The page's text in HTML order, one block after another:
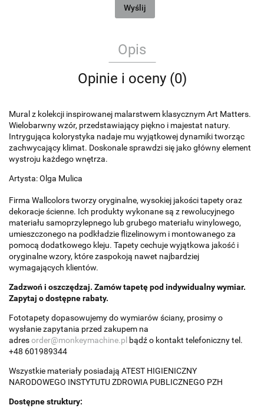
Wyślij
Opis
Opinie i oceny (0)
Mural z kolekcji inspirowanej malarstwem klasycznym Art Matters.
Wielobarwny wzór, przedstawiający piękno i majestat natury.
Intrygująca kolorystyka nadaje mu wyjątkowej dynamiki tworząc
zachwycający klimat. Doskonale sprawdzi się jako główny element
wystroju każdego wnętrza.
Artysta: Olga Mulica
Firma Wallcolors tworzy oryginalne, wysokiej jakości tapety oraz
dekoracje ścienne. Ich produkty wykonane są z rewolucyjnego
materiału samoprzylepnego lub grubego materiału winylowego,
umieszczonego na podkładzie flizelinowym i montowanego za
pomocą dodatkowego kleju. Tapety cechuje wyjątkowa jakość i
oryginalne wzory, które zaspokoją nawet najbardziej
wymagających klientów.
Zadzwoń i oszczędzaj. Zamów tapetę pod indywidualny wymiar.
Zapytaj o dostępne rabaty.
Fototapety dopasowujemy do wymiarów ściany, prosimy o
wysłanie zapytania przed zakupem na
adresorder@monkeymachine.pl bądź o kontakt telefoniczny tel.
+48 601989344
Wszystkie materiały posiadają ATEST HIGIENICZNY
NARODOWEGO INSTYTUTU ZDROWIA PUBLICZNEGO PZH
Dostępne struktury: